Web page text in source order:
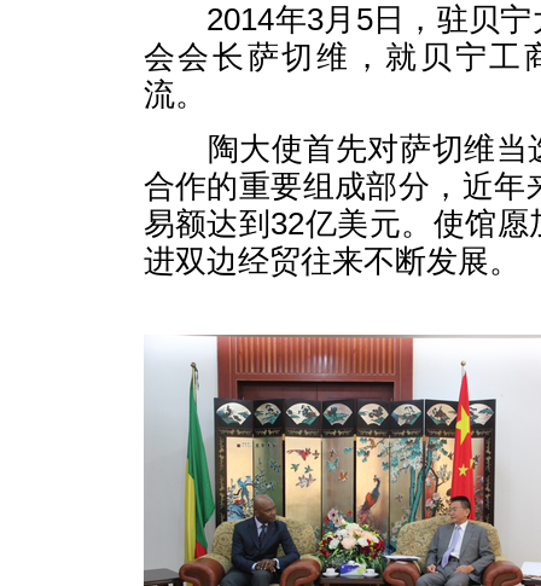
2014年3月 5日，驻贝
会会长萨切维，就贝宁工
流。
陶大使首先对萨切维
合作的重要组成部分，近年
易额达到 32亿美元。使馆愿
进双边经贸往来不断发展。